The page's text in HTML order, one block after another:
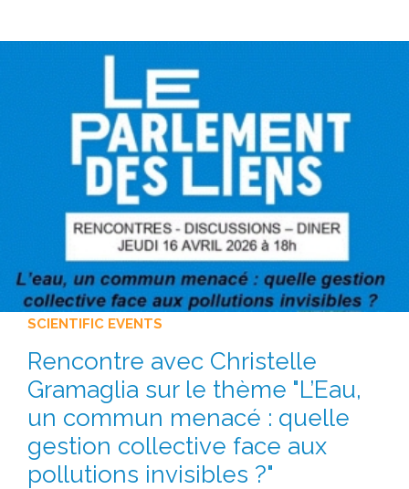
SCIENTIFIC EVENTS
Rencontre avec Christelle
Gramaglia sur le thème "L’Eau,
un commun menacé : quelle
gestion collective face aux
pollutions invisibles ?"